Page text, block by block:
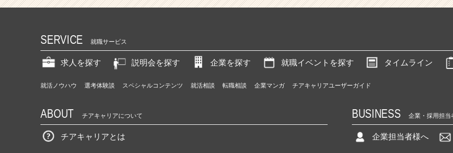
SERVICE 就職サービス
求人を探す 説明会を探す 企業を探す 就職イベントを探す タイムライン
就活ノウハウ 選考体験談 スペシャルコンテンツ 就活相談 転職相談 企業マンガ チアキャリアユーザーガイド
ABOUT チアキャリアについて
チアキャリアとは
BUSINESS 企業・採用担当
企業担当者様へ